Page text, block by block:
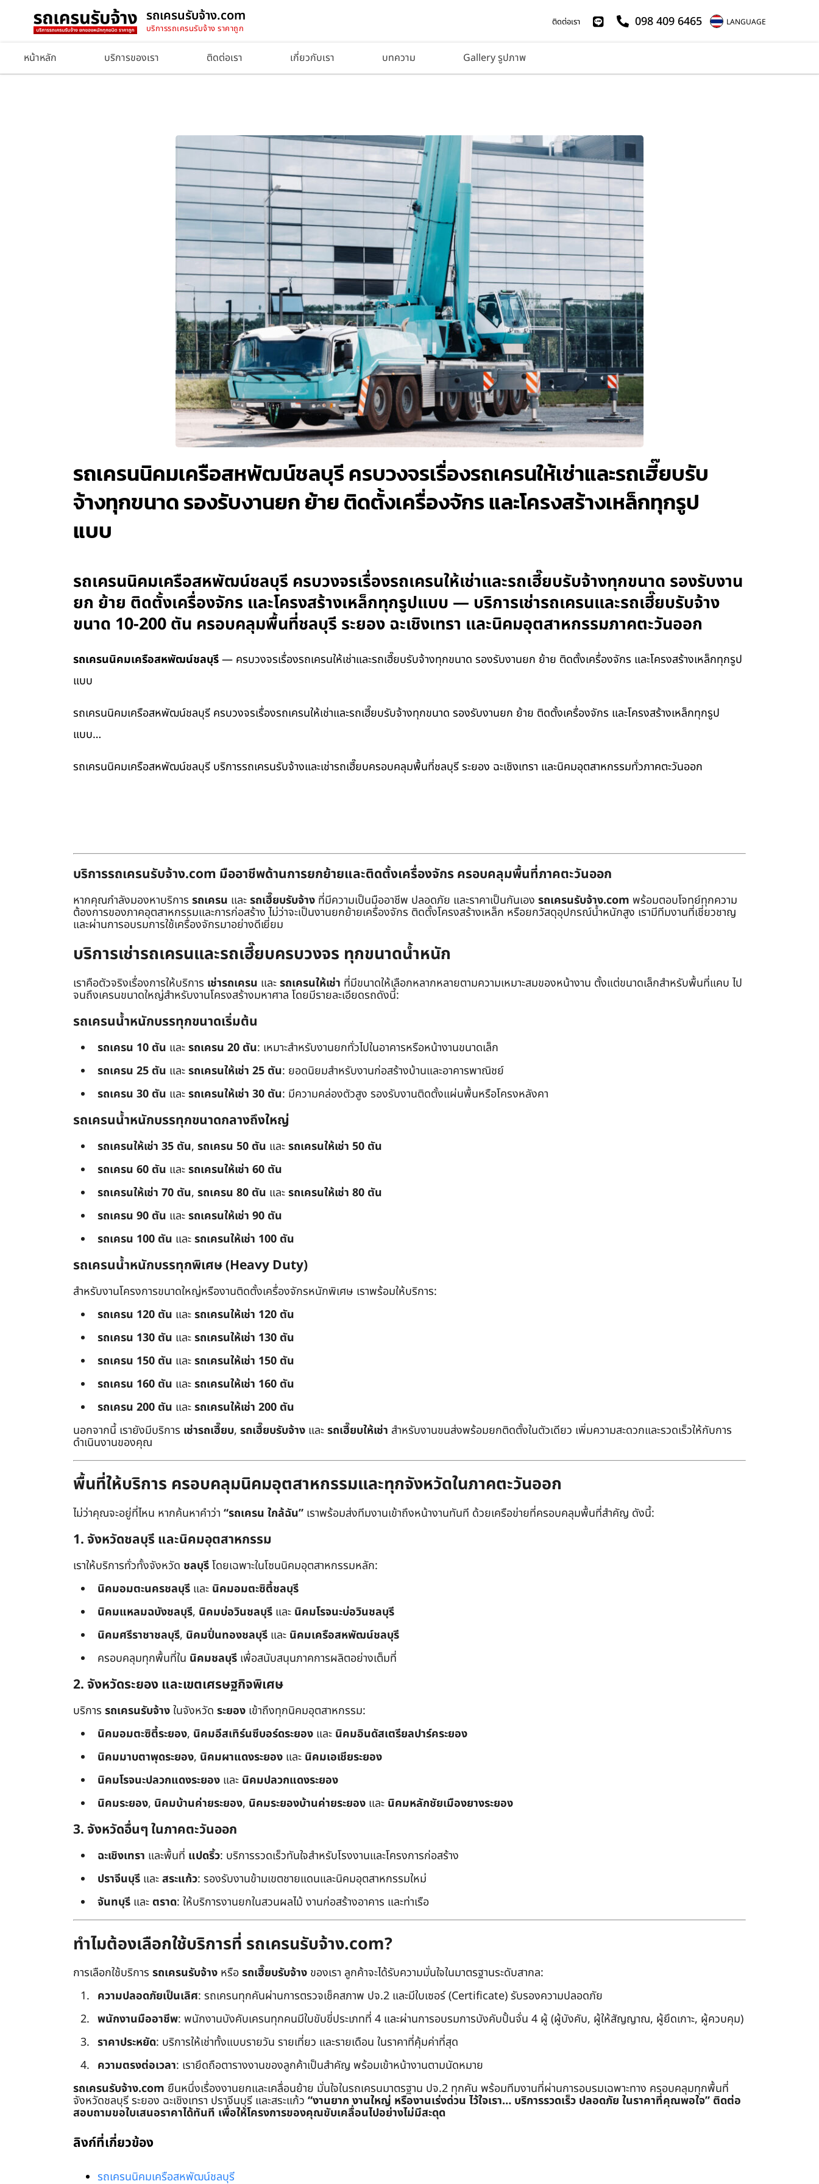
รถเครนรับจ้าง.com
บริการรถเครนรับจ้าง ราคาถูก
ติดต่อเรา 098 409 6465 LANGUAGE
หน้าหลัก บริการของเรา ติดต่อเรา เกี่ยวกับเรา บทความ Gallery รูปภาพ
รถเครนนิคมเครือสหพัฒน์ชลบุรี ครบวงจรเรื่องรถเครนให้เช่าและรถเฮี๊ยบรับ
จ้างทุกขนาด รองรับงานยก ย้าย ติดตั้งเครื่องจักร และโครงสร้างเหล็กทุกรูป
แบบ
รถเครนนิคมเครือสหพัฒน์ชลบุรี ครบวงจรเรื่องรถเครนให้เช่าและรถเฮี๊ยบรับจ้างทุกขนาด รองรับงาน
ยก ย้าย ติดตั้งเครื่องจักร และโครงสร้างเหล็กทุกรูปแบบ — บริการเช่ารถเครนและรถเฮี๊ยบรับจ้าง
ขนาด 10-200 ตัน ครอบคลุมพื้นที่ชลบุรี ระยอง ฉะเชิงเทรา และนิคมอุตสาหกรรมภาคตะวันออก
รถเครนนิคมเครือสหพัฒน์ชลบุรี— ครบวงจรเรื่องรถเครนให้เช่าและรถเฮี๊ยบรับจ้างทุกขนาด รองรับงานยก ย้าย ติดตั้งเครื่องจักร และโครงสร้างเหล็กทุกรูป
แบบ
รถเครนนิคมเครือสหพัฒน์ชลบุรี ครบวงจรเรื่องรถเครนให้เช่าและรถเฮี๊ยบรับจ้างทุกขนาด รองรับงานยก ย้าย ติดตั้งเครื่องจักร และโครงสร้างเหล็กทุกรูป
แบบ…
รถเครนนิคมเครือสหพัฒน์ชลบุรี บริการรถเครนรับจ้างและเช่ารถเฮี๊ยบครอบคลุมพื้นที่ชลบุรี ระยอง ฉะเชิงเทรา และนิคมอุตสาหกรรมทั่วภาคตะวันออก
บริการรถเครนรับจ้าง.com มืออาชีพด้านการยกย้ายและติดตั้งเครื่องจักร ครอบคลุมพื้นที่ภาคตะวันออก
หากคุณกำลังมองหาบริการ รถเครน และรถเฮี๊ยบรับจ้าง ที่มีความเป็นมืออาชีพ ปลอดภัย และราคาเป็นกันเอง รถเครนรับจ้าง.com พร้อมตอบโจทย์ทุกความ
ต้องการของภาคอุตสาหกรรมและการก่อสร้าง ไม่ว่าจะเป็นงานยกย้ายเครื่องจักร ติดตั้งโครงสร้างเหล็ก หรือยกวัสดุอุปกรณ์น้ำหนักสูง เรามีทีมงานที่เชี่ยวชาญ
และผ่านการอบรมการใช้เครื่องจักรมาอย่างดีเยี่ยม
บริการเช่ารถเครนและรถเฮี๊ยบครบวงจร ทุกขนาดน้ำหนัก
เราคือตัวจริงเรื่องการให้บริการ เช่ารถเครน และรถเครนให้เช่า ที่มีขนาดให้เลือกหลากหลายตามความเหมาะสมของหน้างาน ตั้งแต่ขนาดเล็กสำหรับพื้นที่แคบ ไป
จนถึงเครนขนาดใหญ่สำหรับงานโครงสร้างมหาศาล โดยมีรายละเอียดรถดังนี้:
รถเครนน้ำหนักบรรทุกขนาดเริ่มต้น
รถเครน 10 ตัน และรถเครน 20 ตัน: เหมาะสำหรับงานยกทั่วไปในอาคารหรือหน้างานขนาดเล็ก
รถเครน 25 ตัน และรถเครนให้เช่า 25 ตัน: ยอดนิยมสำหรับงานก่อสร้างบ้านและอาคารพาณิชย์
รถเครน 30 ตัน และรถเครนให้เช่า 30 ตัน: มีความคล่องตัวสูง รองรับงานติดตั้งแผ่นพื้นหรือโครงหลังคา
รถเครนน้ำหนักบรรทุกขนาดกลางถึงใหญ่
รถเครนให้เช่า 35 ตัน, รถเครน 50 ตัน และรถเครนให้เช่า 50 ตัน
รถเครน 60 ตัน และรถเครนให้เช่า 60 ตัน
รถเครนให้เช่า 70 ตัน, รถเครน 80 ตัน และรถเครนให้เช่า 80 ตัน
รถเครน 90 ตัน และรถเครนให้เช่า 90 ตัน
รถเครน 100 ตัน และรถเครนให้เช่า 100 ตัน
รถเครนน้ำหนักบรรทุกพิเศษ (Heavy Duty)
สำหรับงานโครงการขนาดใหญ่หรืองานติดตั้งเครื่องจักรหนักพิเศษ เราพร้อมให้บริการ:
รถเครน 120 ตัน และรถเครนให้เช่า 120 ตัน
รถเครน 130 ตัน และรถเครนให้เช่า 130 ตัน
รถเครน 150 ตัน และรถเครนให้เช่า 150 ตัน
รถเครน 160 ตัน และรถเครนให้เช่า 160 ตัน
รถเครน 200 ตัน และรถเครนให้เช่า 200 ตัน
นอกจากนี้ เรายังมีบริการ เช่ารถเฮี๊ยบ, รถเฮี๊ยบรับจ้าง และรถเฮี๊ยบให้เช่า สำหรับงานขนส่งพร้อมยกติดตั้งในตัวเดียว เพิ่มความสะดวกและรวดเร็วให้กับการ
ดำเนินงานของคุณ
พื้นที่ให้บริการ ครอบคลุมนิคมอุตสาหกรรมและทุกจังหวัดในภาคตะวันออก
ไม่ว่าคุณจะอยู่ที่ไหน หากค้นหาคำว่า “รถเครน ใกล้ฉัน” เราพร้อมส่งทีมงานเข้าถึงหน้างานทันที ด้วยเครือข่ายที่ครอบคลุมพื้นที่สำคัญ ดังนี้:
1. จังหวัดชลบุรี และนิคมอุตสาหกรรม
เราให้บริการทั่วทั้งจังหวัด ชลบุรีโดยเฉพาะในโซนนิคมอุตสาหกรรมหลัก:
นิคมอมตะนครชลบุรี และ นิคมอมตะซิตี้ชลบุรี
นิคมแหลมฉบังชลบุรี, นิคมบ่อวินชลบุรี และ นิคมโรจนะบ่อวินชลบุรี
นิคมศรีราชาชลบุรี, นิคมปิ่นทองชลบุรี และ นิคมเครือสหพัฒน์ชลบุรี
ครอบคลุมทุกพื้นที่ใน นิคมชลบุรี เพื่อสนับสนุนภาคการผลิตอย่างเต็มที่
2. จังหวัดระยอง และเขตเศรษฐกิจพิเศษ
บริการ รถเครนรับจ้างในจังหวัด ระยอง เข้าถึงทุกนิคมอุตสาหกรรม:
นิคมอมตะซิตี้ระยอง, นิคมอีสเทิร์นซีบอร์ดระยอง และ นิคมอินดัสเตรียลปาร์คระยอง
นิคมมาบตาพุดระยอง, นิคมผาแดงระยอง และ นิคมเอเชียระยอง
นิคมโรจนะปลวกแดงระยอง และ นิคมปลวกแดงระยอง
นิคมระยอง, นิคมบ้านค่ายระยอง, นิคมระยองบ้านค่ายระยอง และ นิคมหลักชัยเมืองยางระยอง
3. จังหวัดอื่นๆ ในภาคตะวันออก
ฉะเชิงเทรา และพื้นที่ แปดริ้ว: บริการรวดเร็วทันใจสำหรับโรงงานและโครงการก่อสร้าง
ปราจีนบุรี และสระแก้ว: รองรับงานข้ามเขตชายแดนและนิคมอุตสาหกรรมใหม่
จันทบุรี และ ตราด: ให้บริการงานยกในสวนผลไม้ งานก่อสร้างอาคาร และท่าเรือ
ทำไมต้องเลือกใช้บริการที่ รถเครนรับจ้าง.com?
การเลือกใช้บริการ รถเครนรับจ้าง หรือรถเฮี๊ยบรับจ้าง ของเรา ลูกค้าจะได้รับความมั่นใจในมาตรฐานระดับสากล:
ความปลอดภัยเป็นเลิศ: รถเครนทุกคันผ่านการตรวจเช็คสภาพ ปจ.2 และมีใบเซอร์ (Certificate) รับรองความปลอดภัย
พนักงานมืออาชีพ: พนักงานบังคับเครนทุกคนมีใบขับขี่ประเภทที่ 4 และผ่านการอบรมการบังคับปั้นจั่น 4 ผู้ (ผู้บังคับ, ผู้ให้สัญญาณ, ผู้ยึดเกาะ, ผู้ควบคุม)
ราคาประหยัด: บริการให้เช่าทั้งแบบรายวัน รายเที่ยว และรายเดือน ในราคาที่คุ้มค่าที่สุด
ความตรงต่อเวลา: เรายึดถือตารางงานของลูกค้าเป็นสำคัญ พร้อมเข้าหน้างานตามนัดหมาย
รถเครนรับจ้าง.com ยืนหนึ่งเรื่องงานยกและเคลื่อนย้าย มั่นใจในรถเครนมาตรฐาน ปจ.2 ทุกคัน พร้อมทีมงานที่ผ่านการอบรมเฉพาะทาง ครอบคลุมทุกพื้นที่
จังหวัดชลบุรี ระยอง ฉะเชิงเทรา ปราจีนบุรี และสระแก้ว “งานยาก งานใหญ่ หรืองานเร่งด่วน ไว้ใจเรา… บริการรวดเร็ว ปลอดภัย ในราคาที่คุณพอใจ” ติดต่อ
สอบถามขอใบเสนอราคาได้ทันที เพื่อให้โครงการของคุณขับเคลื่อนไปอย่างไม่มีสะดุด
ลิงก์ที่เกี่ยวข้อง
รถเครนนิคมเครือสหพัฒน์ชลบุรี